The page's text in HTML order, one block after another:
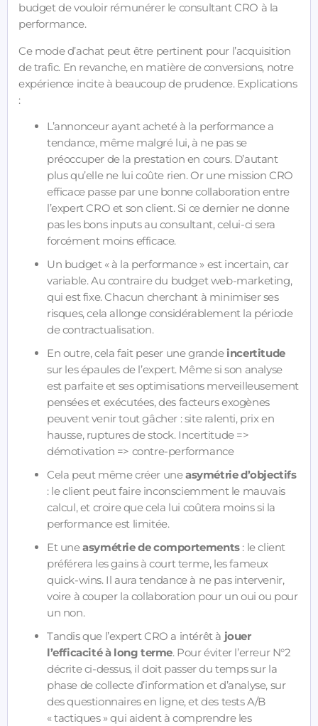
budget de vouloir rémunérer le consultant CRO à la
performance.
Ce mode d’achat peut être pertinent pour l’acquisition
de trafic. En revanche, en matière de conversions, notre
expérience incite à beaucoup de prudence. Explications
:
L’annonceur ayant acheté à la performance a
tendance, même malgré lui, à ne pas se
préoccuper de la prestation en cours. D’autant
plus qu’elle ne lui coûte rien. Or une mission CRO
efficace passe par une bonne collaboration entre
l’expert CRO et son client. Si ce dernier ne donne
pas les bons inputs au consultant, celui-ci sera
forcément moins efficace.
Un budget « à la performance » est incertain, car
variable. Au contraire du budget web-marketing,
qui est fixe. Chacun cherchant à minimiser ses
risques, cela allonge considérablement la période
de contractualisation.
En outre, cela fait peser une grande incertitude
sur les épaules de l’expert. Même si son analyse
est parfaite et ses optimisations merveilleusement
pensées et exécutées, des facteurs exogènes
peuvent venir tout gâcher : site ralenti, prix en
hausse, ruptures de stock. Incertitude =>
démotivation => contre-performance
Cela peut même créer uneasymétrie d’objectifs
: le client peut faire inconsciemment le mauvais
calcul, et croire que cela lui coûtera moins si la
performance est limitée.
Et uneasymétrie de comportements: le client
préférera les gains à court terme, les fameux
quick-wins. Il aura tendance à ne pas intervenir,
voire à couper la collaboration pour un oui ou pour
un non.
Tandis que l’expert CRO a intérêt à jouer
l’efficacité à long terme. Pour éviter l’erreur N°2
décrite ci-dessus, il doit passer du temps sur la
phase de collecte d’information et d’analyse, sur
des questionnaires en ligne, et des tests A/B
« tactiques » qui aident à comprendre les